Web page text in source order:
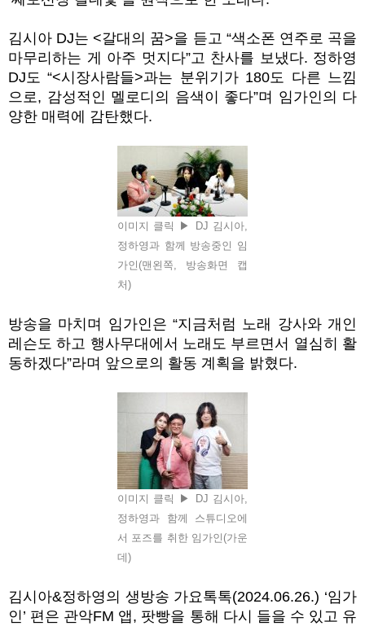
김시아 DJ는<갈대의 꿈>을 듣고 “색소폰 연주로 곡을
마무리하는 게 아주 멋지다”고 찬사를 보냈다. 정하영
DJ도“<시장사람들>과는 분위기가 180도 다른 느낌
으로, 감성적인 멜로디의 음색이 좋다”며 임가인의 다
양한 매력에 감탄했다.
이미지 클릭 ▶ DJ 김시아,
정하영과 함께 방송중인 임
가인(맨왼쪽, 방송화면 캡
처)
방송을 마치며 임가인은 “지금처럼 노래 강사와 개인
레슨도 하고 행사무대에서 노래도 부르면서 열심히 활
동하겠다”라며 앞으로의 활동 계획을 밝혔다.
이미지 클릭 ▶ DJ 김시아,
정하영과 함께 스튜디오에
서 포즈를 취한 임가인(가운
데)
김시아&정하영의 생방송 가요톡톡(2024.06.26.) ‘임가
인’ 편은 관악FM 앱, 팟빵을 통해 다시 들을 수 있고 유